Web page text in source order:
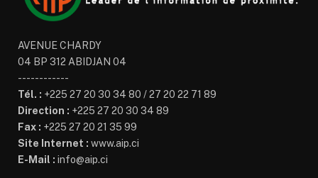
AVENUE CHARDY
04 BP 312 ABIDJAN 04
------------
Tél. : +225 27 20 30 34 80 / 27 20 22 71 89
Direction : +225 27 20 30 34 89
Fax : +225 27 20 21 35 99
Site Internet : www.aip.ci
E-Mail : info@aip.ci